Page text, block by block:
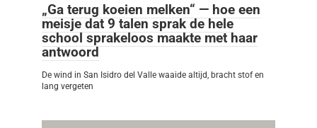
„Ga terug koeien melken“ — hoe een
meisje dat 9 talen sprak de hele
school sprakeloos maakte met haar
antwoord
De wind in San Isidro del Valle waaide altijd, bracht stof en
lang vergeten